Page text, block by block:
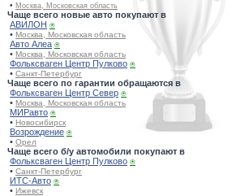
• Москва, Московская область
Чаще всего новые авто покупают в
АВИЛОН ⍟
• Москва, Московская область
Авто Алеа ⍟
• Москва, Московская область
Фольксваген Центр Пулково ⍟
• Санкт-Петербург
Чаще всего по гарантии обращаются в
Фольксваген Центр Север ⍟
• Москва, Московская область
МИРавто ⍟
• Новосибирск
Возрождение ⍟
• Орел
Чаще всего б/у автомобили покупают в
Фольксваген Центр Пулково ⍟
• Санкт-Петербург
ИТС-Авто ⍟
• Ижевск